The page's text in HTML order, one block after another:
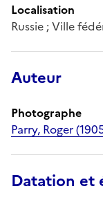
Localisation
Russie ; Ville
Auteur
Photographe
Parry, Roger
Datation et